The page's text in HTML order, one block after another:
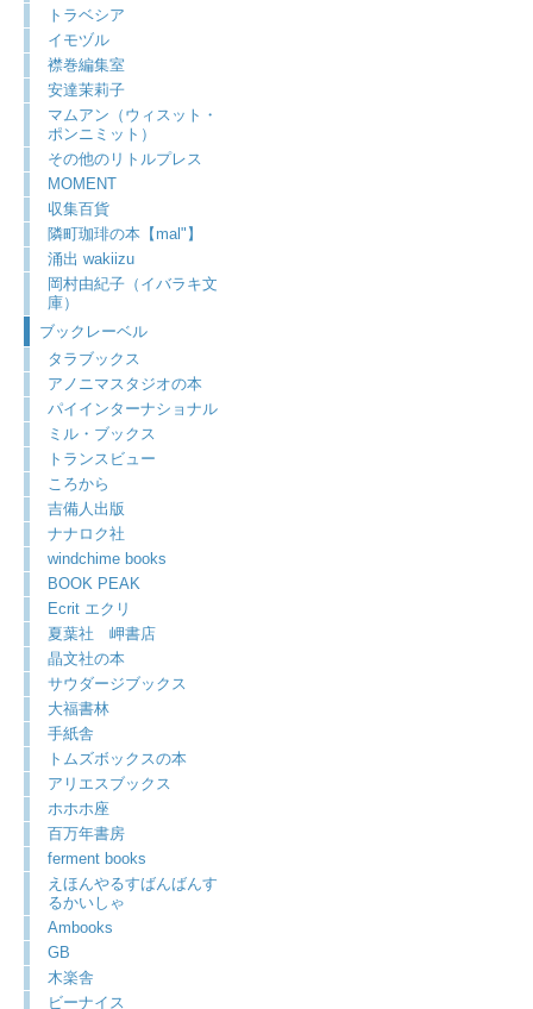
トラベシア
イモヅル
襟巻編集室
安達茉莉子
マムアン（ウィスット・
ポンニミット）
その他のリトルプレス
MOMENT
収集百貨
隣町珈琲の本【mal"】
涌出 wakiizu
岡村由紀子（イバラキ文
庫）
ブックレーベル
タラブックス
アノニマスタジオの本
パイインターナショナル
ミル・ブックス
トランスビュー
ころから
吉備人出版
ナナロク社
windchime books
BOOK PEAK
Ecrit エクリ
夏葉社 岬書店
晶文社の本
サウダージブックス
大福書林
手紙舎
トムズボックスの本
アリエスブックス
ホホホ座
百万年書房
ferment books
えほんやるすばんばんす
るかいしゃ
Ambooks
GB
木楽舎
ビーナイス